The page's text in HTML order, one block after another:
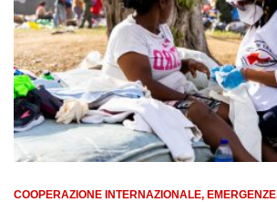
COOPERAZIONE INTERNAZIONALE EMERGENZE